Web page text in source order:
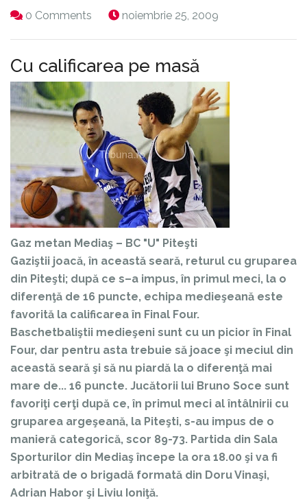
0 Comments noiembrie 25, 2009
Cu calificarea pe masă
Gaz metan Mediaş – BC "U" Piteşti
Gaziştii joacă, în această seară, returul cu gruparea
din Piteşti; după ce s–a impus, în primul meci, la o
diferenţă de 16 puncte, echipa medieşeană este
favorită la calificarea în Final Four.
Baschetbaliştii medieşeni sunt cu un picior în Final
Four, dar pentru asta trebuie să joace şi meciul din
această seară şi să nu piardă la o diferenţă mai
mare de... 16 puncte. Jucătorii lui Bruno Soce sunt
favoriţi cerţi după ce, în primul meci al întâlnirii cu
gruparea argeşeană, la Piteşti, s-au impus de o
manieră categorică, scor 89-73. Partida din Sala
Sporturilor din Mediaş începe la ora 18.00 şi va fi
arbitrată de o brigadă formată din Doru Vinaşi,
Adrian Habor şi Liviu Ioniţă.